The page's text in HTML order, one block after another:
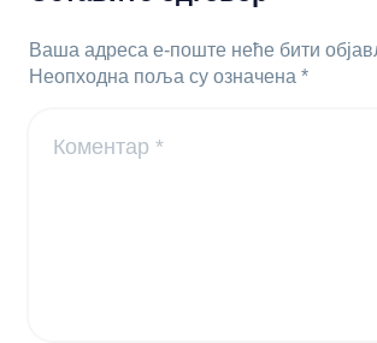
Ваша адреса е-поште неће бити
Неопходна поља су означена *